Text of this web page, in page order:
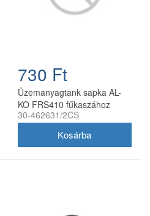
730 Ft
Üzemanyagtank sapka AL-
KO FRS410 fűkaszához
30-462631/2CS